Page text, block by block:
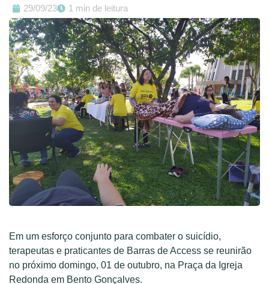
29/09/23 1 min de leitura
Em um esforço conjunto para combater o suicídio,
terapeutas e praticantes de Barras de Access se reunirão
no próximo domingo, 01 de outubro, na Praça da Igreja
Redonda em Bento Gonçalves.